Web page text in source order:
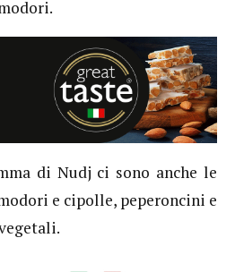
di Nudj ci sono anche le
e cipolle, peperoncini e